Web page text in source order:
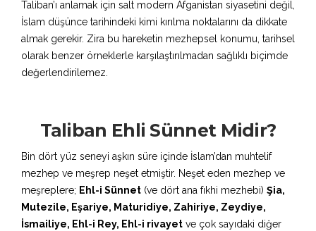
Taliban’ı anlamak için salt modern Afganistan siyasetini değil,
İslam düşünce tarihindeki kimi kırılma noktalarını da dikkate
almak gerekir. Zira bu hareketin mezhepsel konumu, tarihsel
olarak benzer örneklerle karşılaştırılmadan sağlıklı biçimde
değerlendirilemez.
Taliban Ehli Sünnet Midir?
Bin dört yüz seneyi aşkın süre içinde İslam’dan muhtelif
mezhep ve meşrep neşet etmiştir. Neşet eden mezhep ve
meşreplere; Ehl-i Sünnet (ve dört ana fıkhi mezhebi) Şia,
Mutezile, Eşariye, Maturidiye, Zahiriye, Zeydiye,
İsmailiye, Ehl-i Rey, Ehl-i rivayet ve çok sayıdaki diğer